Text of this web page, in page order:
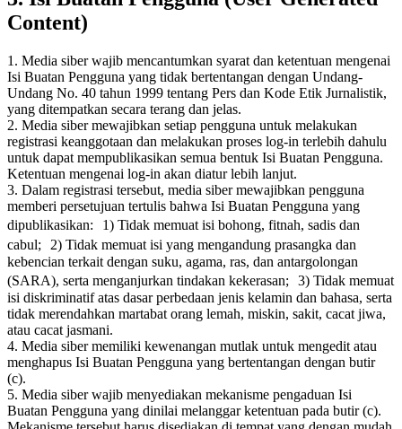
Content)
1. Media siber wajib mencantumkan syarat dan ketentuan mengenai
Isi Buatan Pengguna yang tidak bertentangan dengan Undang-
Undang No. 40 tahun 1999 tentang Pers dan Kode Etik Jurnalistik,
yang ditempatkan secara terang dan jelas.
2. Media siber mewajibkan setiap pengguna untuk melakukan
registrasi keanggotaan dan melakukan proses log-in terlebih dahulu
untuk dapat mempublikasikan semua bentuk Isi Buatan Pengguna.
Ketentuan mengenai log-in akan diatur lebih lanjut.
3. Dalam registrasi tersebut, media siber mewajibkan pengguna
memberi persetujuan tertulis bahwa Isi Buatan Pengguna yang
dipublikasikan: 1) Tidak memuat isi bohong, fitnah, sadis dan
cabul; 2) Tidak memuat isi yang mengandung prasangka dan
kebencian terkait dengan suku, agama, ras, dan antargolongan
(SARA), serta menganjurkan tindakan kekerasan; 3) Tidak memuat
isi diskriminatif atas dasar perbedaan jenis kelamin dan bahasa, serta
tidak merendahkan martabat orang lemah, miskin, sakit, cacat jiwa,
atau cacat jasmani.
4. Media siber memiliki kewenangan mutlak untuk mengedit atau
menghapus Isi Buatan Pengguna yang bertentangan dengan butir
(c).
5. Media siber wajib menyediakan mekanisme pengaduan Isi
Buatan Pengguna yang dinilai melanggar ketentuan pada butir (c).